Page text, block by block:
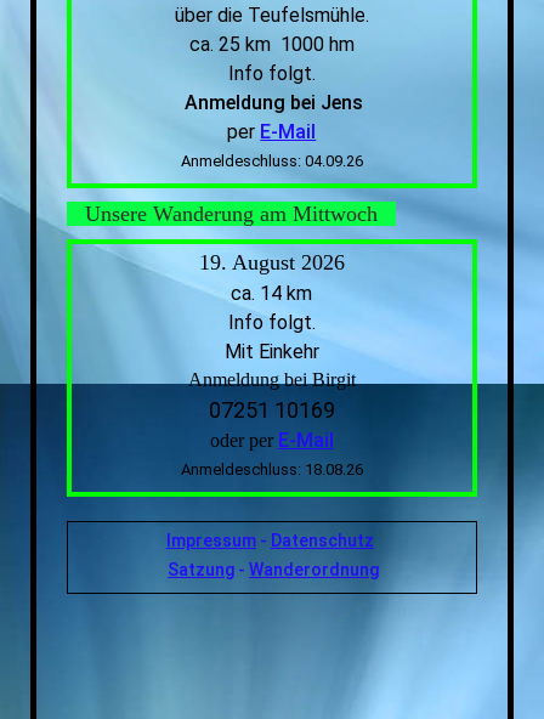
über die Teufelsmühle.
ca. 25 km 1000 hm
Info folgt.
Anmeldung bei Jens
per E-Mail
Anmeldeschluss: 04.09.26
Unsere Wanderung am Mittwoch
19. August 2026
ca. 14 km
Info folgt.
Mit Einkehr
Anmeldung bei Birgit
07251 10169
oder per E-Mail
Anmeldeschluss: 18.08.26
Impressum- Datenschutz
Satzung -Wanderordnung